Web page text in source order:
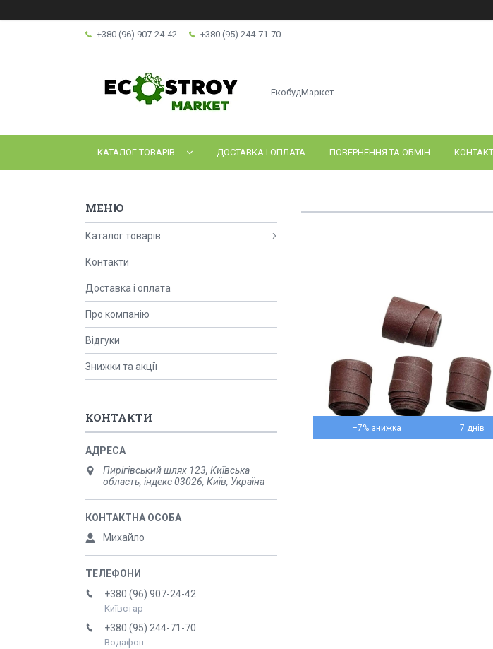
+380 (96) 907-24-42 +380 (95) 244-71-70
ЕкобудМаркет
КАТАЛОГ ТОВАРІВ ДОСТАВКА І ОПЛАТА ПОВЕРНЕННЯ ТА ОБМІН
–7% 7 днів
Каталог товарів
Контакти
Доставка і оплата
Про компанію
Відгуки
Знижки та акції
КОНТАКТИ
Пирігівський шлях 123, Київська
область, індекс 03026, Київ, Україна
Михайло
+380 (96) 907-24-42
Київстар
+380 (95) 244-71-70
Водафон